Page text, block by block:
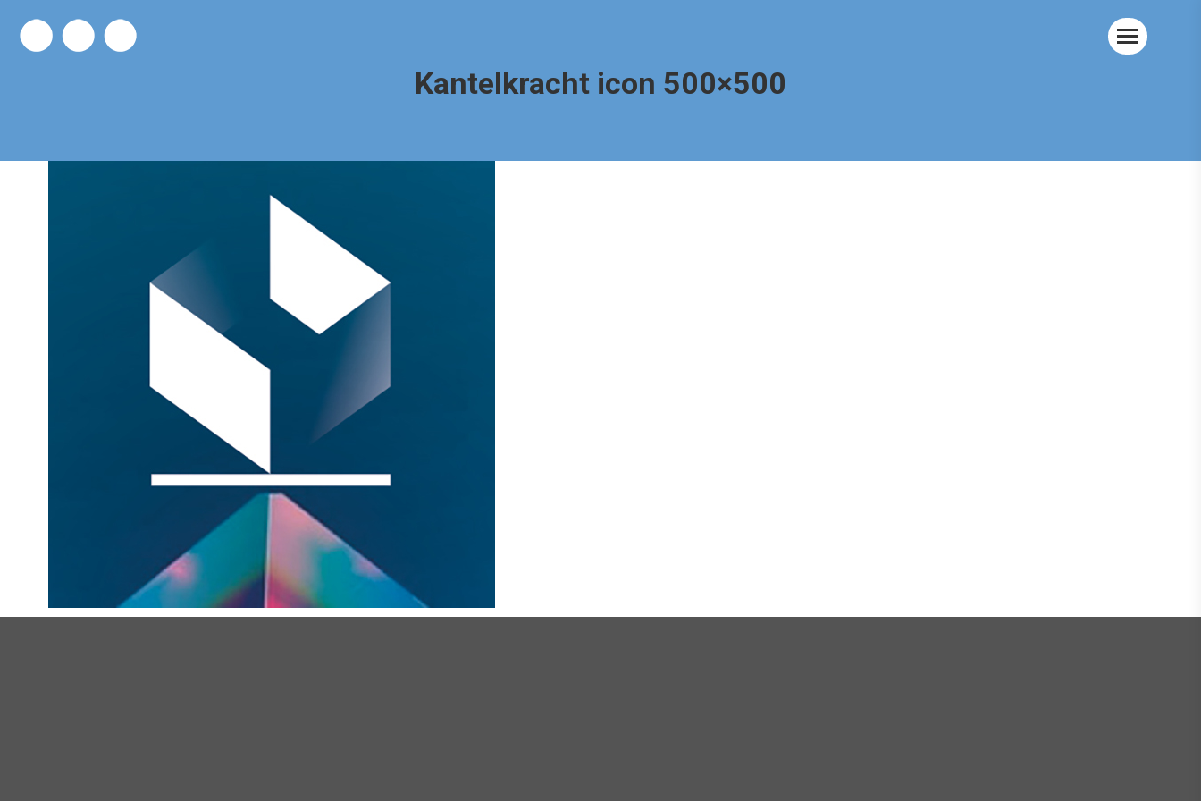
Kantelkracht icon 500×500